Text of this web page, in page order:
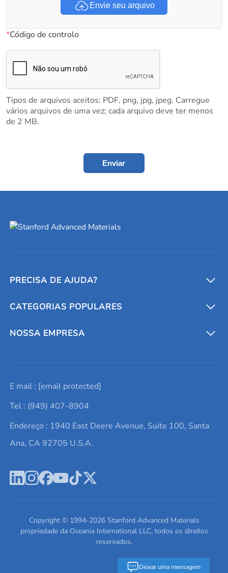
Envie seu arquivo
*Código de controlo
Tipos de arquivos aceitos: PDF, png, jpg, jpeg. Carregue
vários arquivos de uma vez; cada arquivo deve ter menos
de 2 MB.
Enviar
Deixar uma mensagem
PRECISA DE AJUDA?
Conversores e calculadoras
Entre em contato conosco
Lista de consultas
Termos e Condições
Política de Privacidade
CATEGORIAS POPULARES
Metais refratários
Elementos de terras raras
Alvos de pulverização catódica
Ácido hialurônico
NOSSA EMPRESA
Promoções atuais
Notícias e blogs
Estudos de caso
Escreva para nós
E mail : [email protected]
Tel : (949) 407-8904
Endereço : 1940 East Deere Avenue, Suite 100, Santa
Ana, CA 92705 U.S.A.
Copyright © 1994-2026Stanford Advanced Materials
propriedade da Oceania International LLC, todos os direitos
reservados.